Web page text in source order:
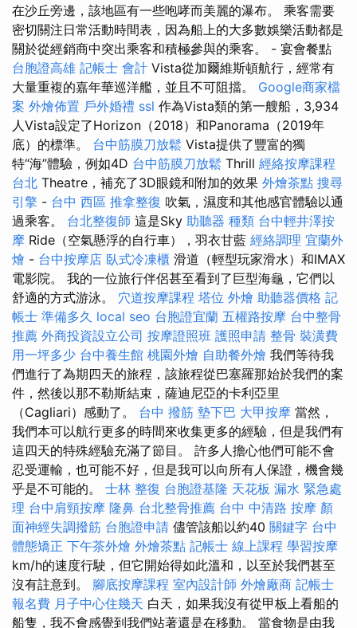
在沙丘旁邊，該地區有一些咆哮而美麗的瀑布。 乘客需要
密切關注日常活動時間表，因為船上的大多數娛樂活動都是
關於從經銷商中突出乘客和積極參與的乘客。 - 宴會餐點
台胞證高雄 記帳士 會計 Vista從加爾維斯頓航行，經常有
大量重複的嘉年華巡洋艦，並且不可阻擋。 Google商家檔
案 外燴佈置 戶外婚禮 ssl 作為Vista類的第一艘船，3,934
人Vista設定了Horizo​​n（2018）和Panorama（2019年
底）的標準。 台中筋膜刀放鬆 Vista提供了豐富的獨
特“海”體驗，例如4D 台中筋膜刀放鬆 Thrill 經絡按摩課程
台北 Theatre，補充了3D眼鏡和附加的效果 外燴茶點 搜尋
引擎 - 台中 西區 推拿整復 吹氣，濕度和其他感官體驗以通
過乘客。 台北整復師 這是Sky 助聽器 種類 台中輕井澤按
摩 Ride（空氣懸浮的自行車），羽衣甘藍 經絡調理 宜蘭外
燴 - 台中按摩店 臥式冷凍櫃 滑道（輕型玩家滑水）和IMAX
電影院。 我的一位旅行伴侶甚至看到了巨型海龜，它們以
舒適的方式游泳。 穴道按摩課程 塔位 外燴 助聽器價格 記
帳士 準備多久 local seo 台胞證宜蘭 五權路按摩 台中整骨
推薦 外商投資設立公司 按摩證照班 護照申請 整骨 裝潢費
用一坪多少 台中養生館 桃園外燴 自助餐外燴 我們等待我
們進行了為期四天的旅程，該旅程從巴塞羅那始於我們的案
件，然後以那不勒斯結束，薩迪尼亞的卡利亞里
（Cagliari）感動了。 台中 撥筋 墊下巴 大甲按摩 當然，
我們本可以航行更多的時間來收集更多的經驗，但是我們有
這四天的特殊經驗充滿了節目。 許多人擔心他們可能不會
忍受運輸，也可能不好，但是我可以向所有人保證，機會幾
乎是不可能的。 士林 整復 台胞證基隆 天花板 漏水 緊急處
理 台中肩頸按摩 隆鼻 台北整骨推薦 台中 中清路 按摩 顏
面神經失調撥筋 台胞證申請 儘管該船以約40 關鍵字 台中
體態矯正 下午茶外燴 外燴茶點 記帳士 線上課程 學習按摩
km/h的速度行駛，但它開始得如此溫和，以至於我們甚至
沒有註意到。 腳底按摩課程 室內設計師 外燴廠商 記帳士
報名費 月子中心住幾天 白天，如果我沒有從甲板上看船的
船隻，我不會感覺到我們站著還是在移動。 當食物是由我